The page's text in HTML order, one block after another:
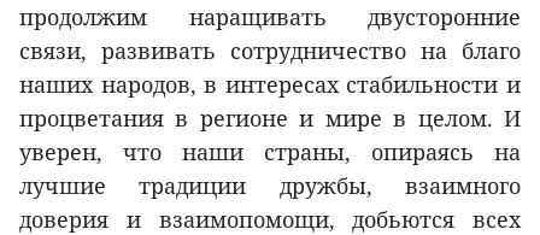
продолжим наращивать двусторонние
связи, развивать сотрудничество на благо
наших народов, в интересах стабильности и
процветания в регионе и мире в целом. И
уверен, что наши страны, опираясь на
лучшие традиции дружбы, взаимного
доверия и взаимопомощи, добьются всех